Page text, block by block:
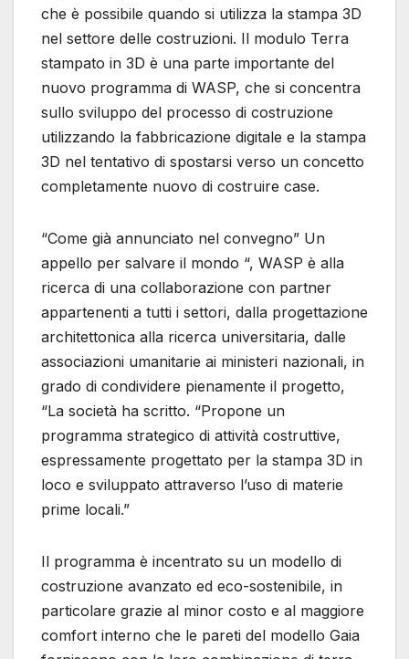
che è possibile quando si utilizza la stampa 3D
nel settore delle costruzioni. Il modulo Terra
stampato in 3D è una parte importante del
nuovo programma di WASP, che si concentra
sullo sviluppo del processo di costruzione
utilizzando la fabbricazione digitale e la stampa
3D nel tentativo di spostarsi verso un concetto
completamente nuovo di costruire case.
“Come già annunciato nel convegno” Un
appello per salvare il mondo “, WASP è alla
ricerca di una collaborazione con partner
appartenenti a tutti i settori, dalla progettazione
architettonica alla ricerca universitaria, dalle
associazioni umanitarie ai ministeri nazionali, in
grado di condividere pienamente il progetto,
“La società ha scritto. “Propone un
programma strategico di attività costruttive,
espressamente progettato per la stampa 3D in
loco e sviluppato attraverso l’uso di materie
prime locali.”
Il programma è incentrato su un modello di
costruzione avanzato ed eco-sostenibile, in
particolare grazie al minor costo e al maggiore
comfort interno che le pareti del modello Gaia